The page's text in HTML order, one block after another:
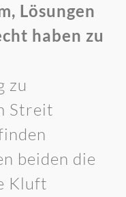
Lösungen
haben zu
zu
Streit
beiden die
Kluft